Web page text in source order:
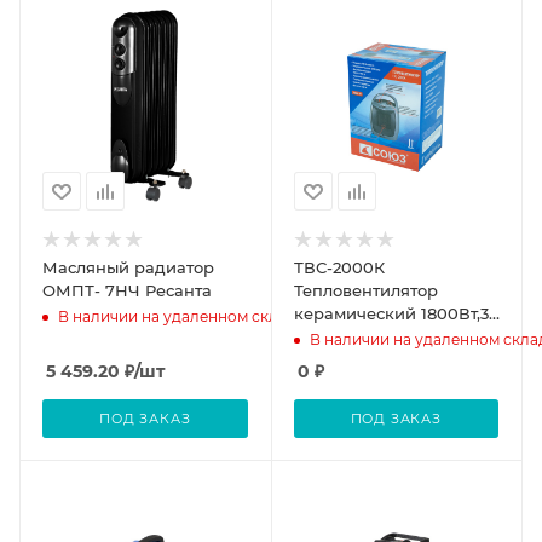
Масляный радиатор
ОМПТ- 7НЧ Ресанта
В наличии на удаленном складе
5 459.20 ₽/шт
ПОД ЗАКАЗ
ТВС-2000К
Тепловентилятор
керамический 1800Вт,3
реж., рег.
перегрева, СОЮЗ
В наличии на удаленном
0 ₽
ПОД ЗАКАЗ